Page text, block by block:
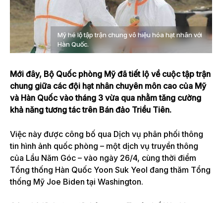
Mỹ hé lộ tập trận chung vô hiệu hóa hạt nhân với
Hàn Quốc.
Mới đây, Bộ Quốc phòng Mỹ đã tiết lộ về cuộc tập trận
chung giữa các đội hạt nhân chuyên môn cao của Mỹ
và Hàn Quốc vào tháng 3 vừa qua nhằm tăng cường
khả năng tương tác trên Bán đảo Triều Tiên.
Việc này được công bố qua Dịch vụ phân phối thông
tin hình ảnh quốc phòng – một dịch vụ truyền thông
của Lầu Năm Góc – vào ngày 26/4, cùng thời điểm
Tổng thống Hàn Quốc Yoon Suk Yeol đang thăm Tổng
thống Mỹ Joe Biden tại Washington.